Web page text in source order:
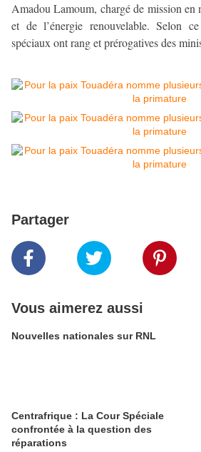
Amadou Lamoum, chargé de mission en
et de l’énergie renouvelable. Selon
spéciaux ont rang et prérogatives des
Partager
Vous aimerez aussi
Nouvelles nationales sur RNL
Centrafrique : La Cour Spéciale
confrontée à la question des
réparations